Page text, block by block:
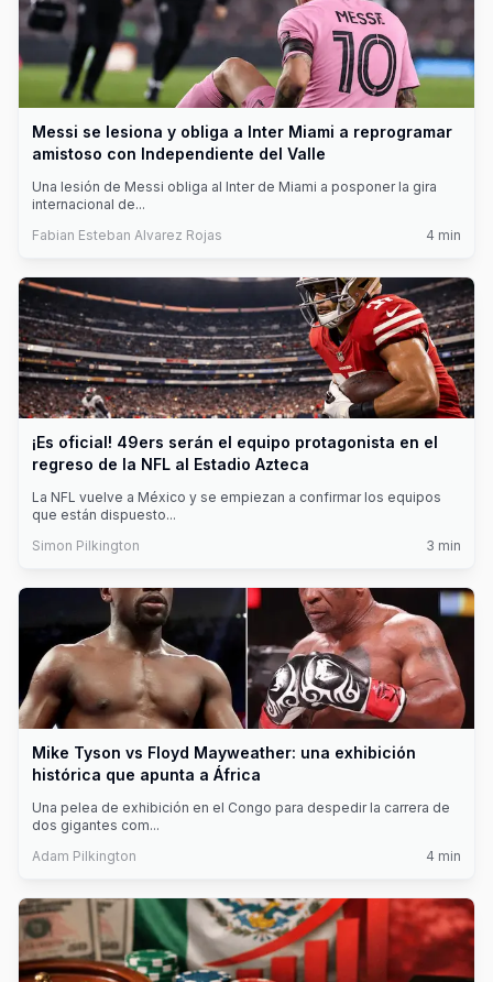
Messi se lesiona y obliga a Inter Miami a reprogramar
amistoso con Independiente del Valle
Una lesión de Messi obliga al Inter de Miami a posponer la gira
internacional de...
Fabian Esteban Alvarez Rojas
4 min
¡Es oficial! 49ers serán el equipo protagonista en el
regreso de la NFL al Estadio Azteca
La NFL vuelve a México y se empiezan a confirmar los equipos
que están dispuesto...
Simon Pilkington
3 min
Mike Tyson vs Floyd Mayweather: una exhibición
histórica que apunta a África
Una pelea de exhibición en el Congo para despedir la carrera de
dos gigantes com...
Adam Pilkington
4 min